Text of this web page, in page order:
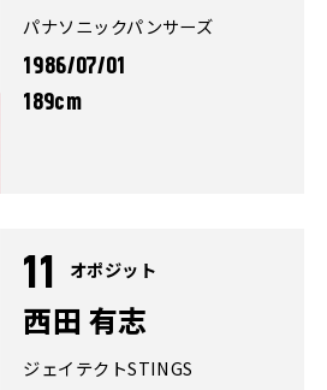
パナソニックパンサーズ
1986/07/01
189cm
11 オポジット
西田 有志
ジェイテクトSTINGS